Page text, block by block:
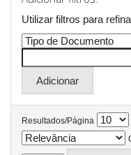
Utilizar filtros para
Resultados/Página